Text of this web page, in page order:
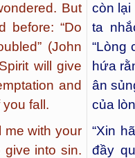
But
before: “Do
(John
will give
and
fall.
me with your
give into sin.
còn lại
ta
“Lòng
hứa
ân
của
“Xin
đầy